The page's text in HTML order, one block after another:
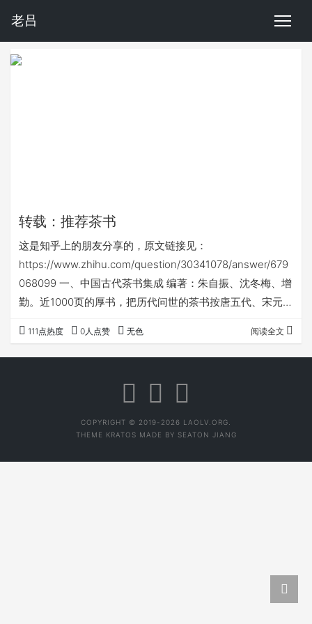
老吕
转载：推荐茶书
这是知乎上的朋友分享的，原文链接见：
https://www.zhihu.com/question/30341078/answer/679
068099 一、中国古代茶书集成 编著：朱自振、沈冬梅、增
勤。近1000页的厚书，把历代问世的茶书按唐五代、宋元、
集成了近120种，是一本古代茶学遗产完备的继承与梳
理。 你不一定能读完，但作为茶的爱好者、学习者作为
111点热度 0人点赞 无色 阅读全文
COPYRIGHT © 2019-2026 LAOLV.ORG.
THEME KRATOS MADE BY SEATON JIANG